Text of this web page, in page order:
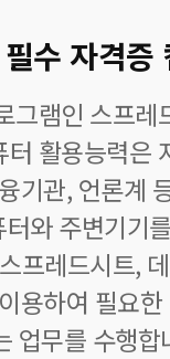
수 자격증
그램인 스프
활용능력은
기관, 언론계
와 주변기기
프레드시트,
용하여 필요
업무를 수행합